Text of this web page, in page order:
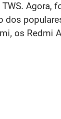
Agora,
dos
os Redmi